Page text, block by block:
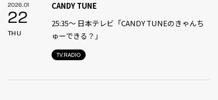
2026.01
22
THU
TV.RADIO
CANDY TUNE
25:35〜 日本テレビ「CANDY TUNEのきゃんち
ゅーできる？」